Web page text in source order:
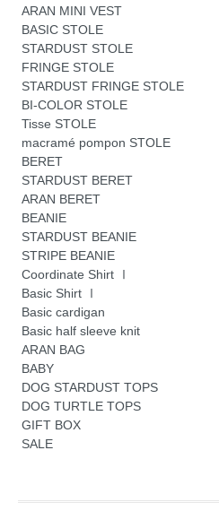
ARAN MINI VEST
BASIC STOLE
STARDUST STOLE
FRINGE STOLE
STARDUST FRINGE STOLE
BI-COLOR STOLE
Tisse STOLE
macramé pompon STOLE
BERET
STARDUST BERET
ARAN BERET
BEANIE
STARDUST BEANIE
STRIPE BEANIE
Coordinate Shirt Ⅰ
Basic Shirt Ⅰ
Basic cardigan
Basic half sleeve knit
ARAN BAG
BABY
DOG STARDUST TOPS
DOG TURTLE TOPS
GIFT BOX
SALE